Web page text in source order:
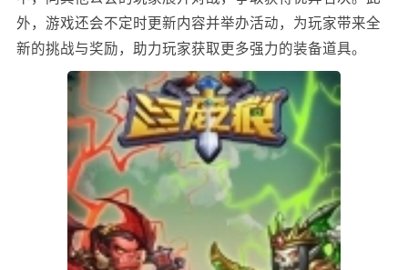
外，游戏还会不定时更新内容并举办活动，为玩家带来全
新的挑战与奖励，助力玩家获取更多强力的装备道具。